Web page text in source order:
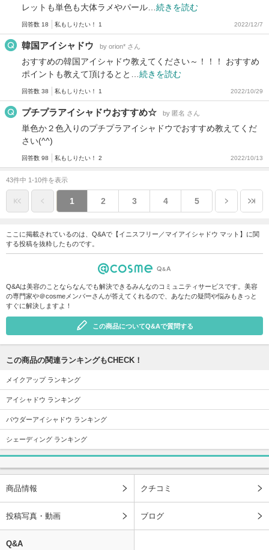
レットも単色も大体ラメやパール… 続きを読む
回答数 18 私もしりたい！ 1 2022/12/7
韓国アイシャドウ by orion* さん
おすすめの韓国アイシャドウ教えてください～！！！ おすすめ
ポイントも教えて頂けるとと… 続きを読む
回答数 38 私もしりたい！ 1 2022/10/29
プチプラアイシャドウおすすめ☆ by 匿名 さん
単色か２色入りのプチプラアイシャドウでおすすめ教えてくだ
さい(^^)
回答数 98 私もしりたい！ 2 2022/10/13
43件中 1-10件を表示
1 2 3 4 5
ここに掲載されているのは、Q&Aで【イニスフリー／マイアイシャドウ マット】に関
する投稿を抜粋したものです。
Q&Aは美容のことならなんでも解決できるみんなのコミュニティサービスです。美容
の専門家や＠cosmeメンバーさんが答えてくれるので、あなたの疑問や悩みもきっと
すぐに解決しますよ！
この商品についてQ&Aで質問する
この商品の関連ランキングもCHECK！
メイクアップ ランキング
アイシャドウ ランキング
パウダーアイシャドウ ランキング
シェーディング ランキング
商品情報 クチコミ
投稿写真・動画 ブログ
Q&A